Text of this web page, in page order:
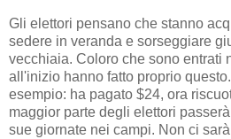
Gli elettori pensano che stanno
sedere in veranda e sorseggiare
vecchiaia. Coloro che sono entrati
all'inizio hanno fatto proprio
esempio: ha pagato $24, ora
maggior parte degli elettori
sue giornate nei campi. Non ci